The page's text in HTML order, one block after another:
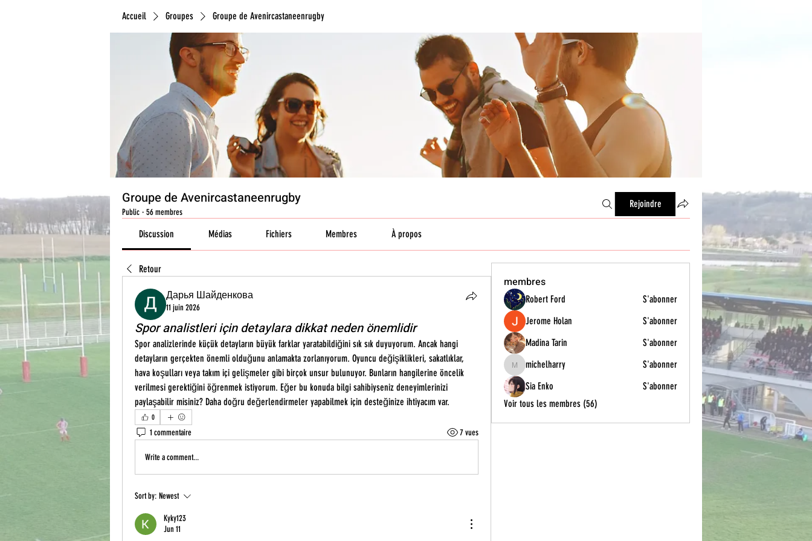
Accueil Groupes Groupe de Avenircastaneenrugby
Groupe de Avenircastaneenrugby
Public · 56 membres
Rejoindre
Discussion Médias Fichiers Membres À propos
Retour
Дарья Шайденкова
11 juin 2026
Spor analistleri için detaylara dikkat neden önemlidir
Spor analizlerinde küçük detayların büyük farklar yaratabildiğini sık sık duyuyorum. Ancak hangi
detayların gerçekten önemli olduğunu anlamakta zorlanıyorum. Oyuncu değişiklikleri, sakatlıklar,
hava koşulları veya takım içi gelişmeler gibi birçok unsur bulunuyor. Bunların hangilerine öncelik
verilmesi gerektiğini öğrenmek istiyorum. Eğer bu konuda bilgi sahibiyseniz deneyimlerinizi
paylaşabilir misiniz? Daha doğru değerlendirmeler yapabilmek için desteğinize ihtiyacım var.
0
1 commentaire 7 vues
Write a comment...
Sort by: Newest
Kyky123
Jun 11
membres
Robert Ford
S'abonner
Jerome Holan
S'abonner
Madina Tarin
S'abonner
michelharry
michelharry
S'abonner
Sia Enko
S'abonner
Voir tous les membres (56)